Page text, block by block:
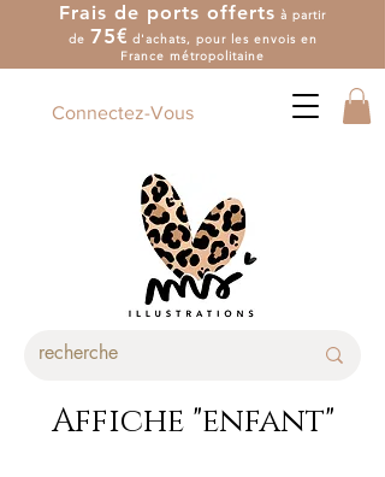
Frais de ports offerts à partir
de 75€ d'achats, pour les envois en
France métropolitaine
Connectez-Vous
Affiche "enfant"